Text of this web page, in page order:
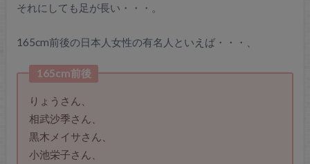
それにしても足が長い・・・。
165cm前後の日本人女性の有名人といえば・・・、
165cm前後
りょうさん、
相武沙季さん、
黒木メイサさん、
小池栄子さん、